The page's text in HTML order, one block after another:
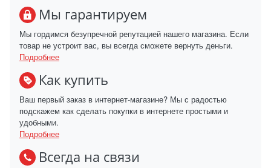
Мы гарантируем
Мы гордимся безупречной репутацией нашего магазина. Если
товар не устроит вас, вы всегда сможете вернуть деньги.
Подробнее
Как купить
Ваш первый заказ в интернет-магазине? Мы с радостью
подскажем как сделать покупки в интернете простыми и
удобными.
Подробнее
Всегда на связи